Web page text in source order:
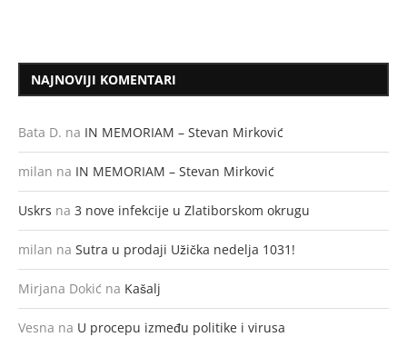
NAJNOVIJI KOMENTARI
Bata D. na IN MEMORIAM – Stevan Mirković
milan na IN MEMORIAM – Stevan Mirković
Uskrs na 3 nove infekcije u Zlatiborskom okrugu
milan na Sutra u prodaji Užička nedelja 1031!
Mirjana Dokić na Kašalj
Vesna na U procepu između politike i virusa